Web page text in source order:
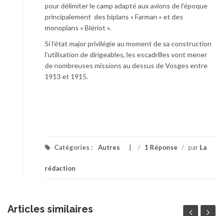
pour délimiter le camp adapté aux avions de l’époque
principalement des biplans « Farman » et des
monoplans « Blériot ».
Si l’état major privilégie au moment de sa construction
l’utilisation de dirigeables, les escadrilles vont mener
de nombreuses missions au dessus de Vosges entre
1913 et 1915.
Catégories : Autres / 1 Réponse / par La
rédaction
Articles similaires